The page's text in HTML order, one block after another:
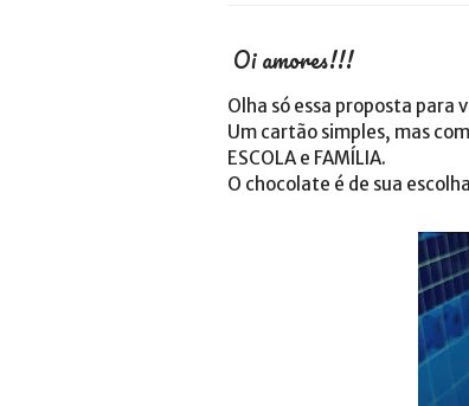
Oi amores!!!
Olha só essa proposta para
Um cartão simples, mas
ESCOLA e FAMÍLIA.
O chocolate é de sua